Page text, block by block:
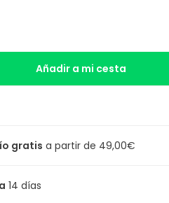
Añadir a mi cesta
gratis a partir de 49,00€
14 días